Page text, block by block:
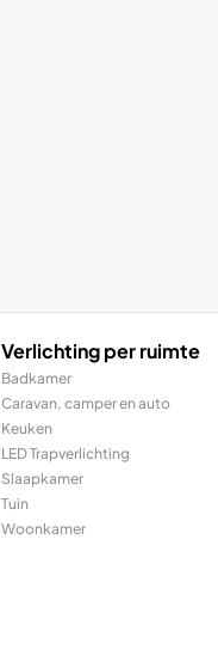
Verlichting per ruimte
Badkamer
Caravan, camper en auto
Keuken
LED Trapverlichting
Slaapkamer
Tuin
Woonkamer